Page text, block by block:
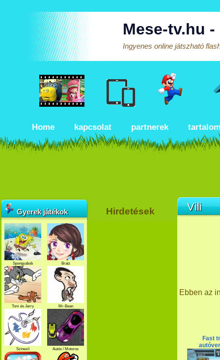
Mese-tv.hu
Ingyenes online játszható
Home kapcsolat partnerek
Vili
Ebben az
Fast
Gyerek játékok
Spongyabob Bratz
Tom és Jerry Mr-Bean
Színező Autós / Motoros
Hirdetések